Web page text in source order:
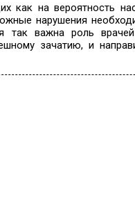
на вероятность
нарушения
так важна роль
зачатию, и